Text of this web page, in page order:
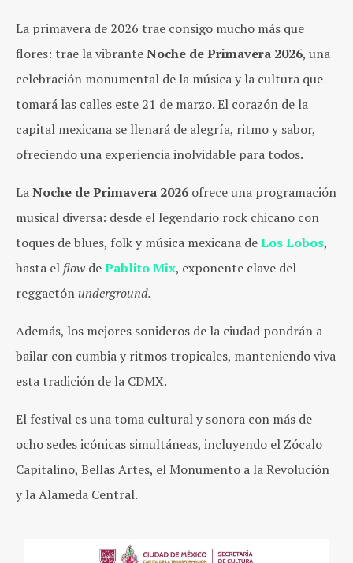
La primavera de 2026 trae consigo mucho más que
flores: trae la vibranteNoche de Primavera 2026, una
celebración monumental de la música y la cultura que
tomará las calles este 21 de marzo.El corazón de la
capital mexicana se llenará de alegría, ritmo y sabor,
ofreciendo una experiencia inolvidable para todos.
LaNoche de Primavera 2026 ofrece una programación
musical diversa: desde el legendario rock chicano con
toques de blues, folk y música mexicana deLos Lobos,
hasta el flow dePablito Mix, exponente clave del
reggaetón underground.
Además, los mejores sonideros de la ciudad pondrán a
bailar con cumbia y ritmos tropicales, manteniendo viva
esta tradición de la CDMX.
El festival es una toma cultural y sonora con más de
ocho sedes icónicas simultáneas, incluyendo el Zócalo
Capitalino, Bellas Artes, el Monumento a la Revolución
y la Alameda Central.